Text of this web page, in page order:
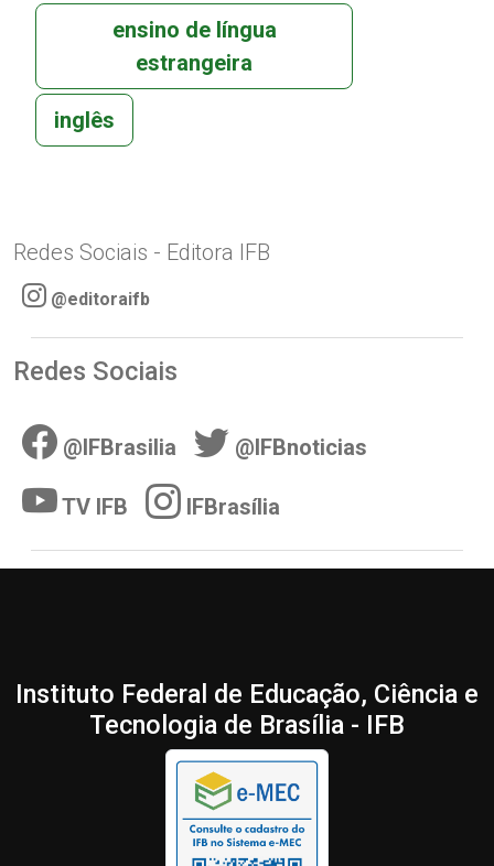
ensino de língua
estrangeira
inglês
Redes Sociais - Editora IFB
@editoraifb
Redes Sociais
@IFBrasilia @IFBnoticias
TV IFB IFBrasília
Instituto Federal de Educação, Ciência e
Tecnologia de Brasília - IFB